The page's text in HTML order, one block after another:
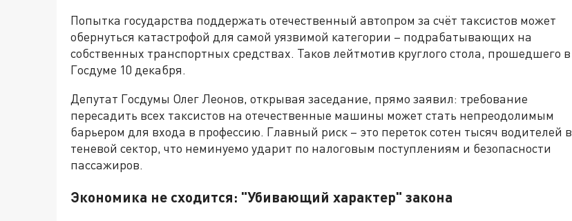
Попытка государства поддержать отечественный автопром за счёт таксистов может
обернуться катастрофой для самой уязвимой категории – подрабатывающих на
собственных транспортных средствах. Таков лейтмотив круглого стола, прошедшего в
Госдуме 10 декабря.
Депутат Госдумы Олег Леонов, открывая заседание, прямо заявил: требование
пересадить всех таксистов на отечественные машины может стать непреодолимым
барьером для входа в профессию. Главный риск – это переток сотен тысяч водителей в
теневой сектор, что неминуемо ударит по налоговым поступлениям и безопасности
пассажиров.
Экономика не сходится: "Убивающий характер" закона